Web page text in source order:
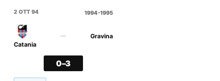
2 OTT 94
Catania
— Gravina
0–3
1994-1995